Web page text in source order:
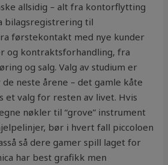
allsidig – alt fra kontorflytting
bilagsregistrering til
førstekontakt med nye kunder
og kontraktsforhandling, fra
og salg. Valg av studium er
neste årene – det gamle kåte
et valg for resten av livet. Hvis
nøkler til “grove” instrument
bør i hvert fall piccoloen
så dere gamer spill laget for
har best grafikk men